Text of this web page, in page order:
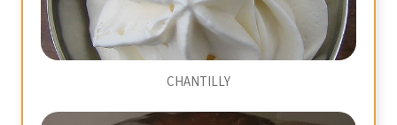
CHANTILLY